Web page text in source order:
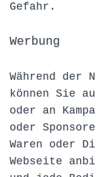
Gefahr.
Werbung
Während der
können Sie
oder an
oder
Waren oder
Webseite